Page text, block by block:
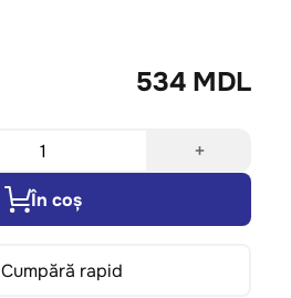
534 MDL
+
În coș
Cumpără rapid